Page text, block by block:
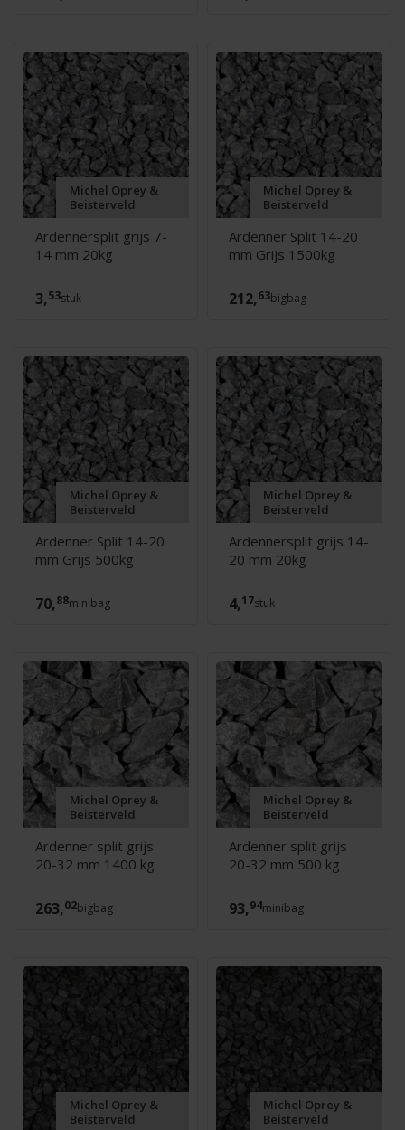
Michel Oprey &
Beisterveld
Ardennersplit grijs 7-
14 mm 20kg
3,53stuk
Michel Oprey &
Beisterveld
Ardenner Split 14-20
mm Grijs 1500kg
212,63bigbag
Michel Oprey &
Beisterveld
Ardenner Split 14-20
mm Grijs 500kg
70,88minibag
Michel Oprey &
Beisterveld
Ardennersplit grijs 14-
20 mm 20kg
4,17stuk
Michel Oprey &
Beisterveld
Ardenner split grijs
20-32 mm 1400 kg
263,02bigbag
Michel Oprey &
Beisterveld
Ardenner split grijs
20-32 mm 500 kg
93,94minibag
Michel Oprey &
Beisterveld
Michel Oprey &
Beisterveld